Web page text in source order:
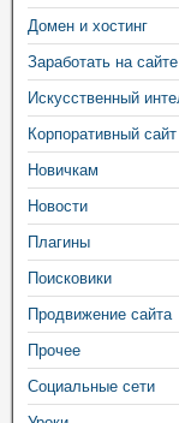
Домен и хостинг
Заработать на сайте
Искусственный
Корпоративный сайт
Новичкам
Новости
Плагины
Поисковики
Продвижение сайта
Прочее
Социальные сети